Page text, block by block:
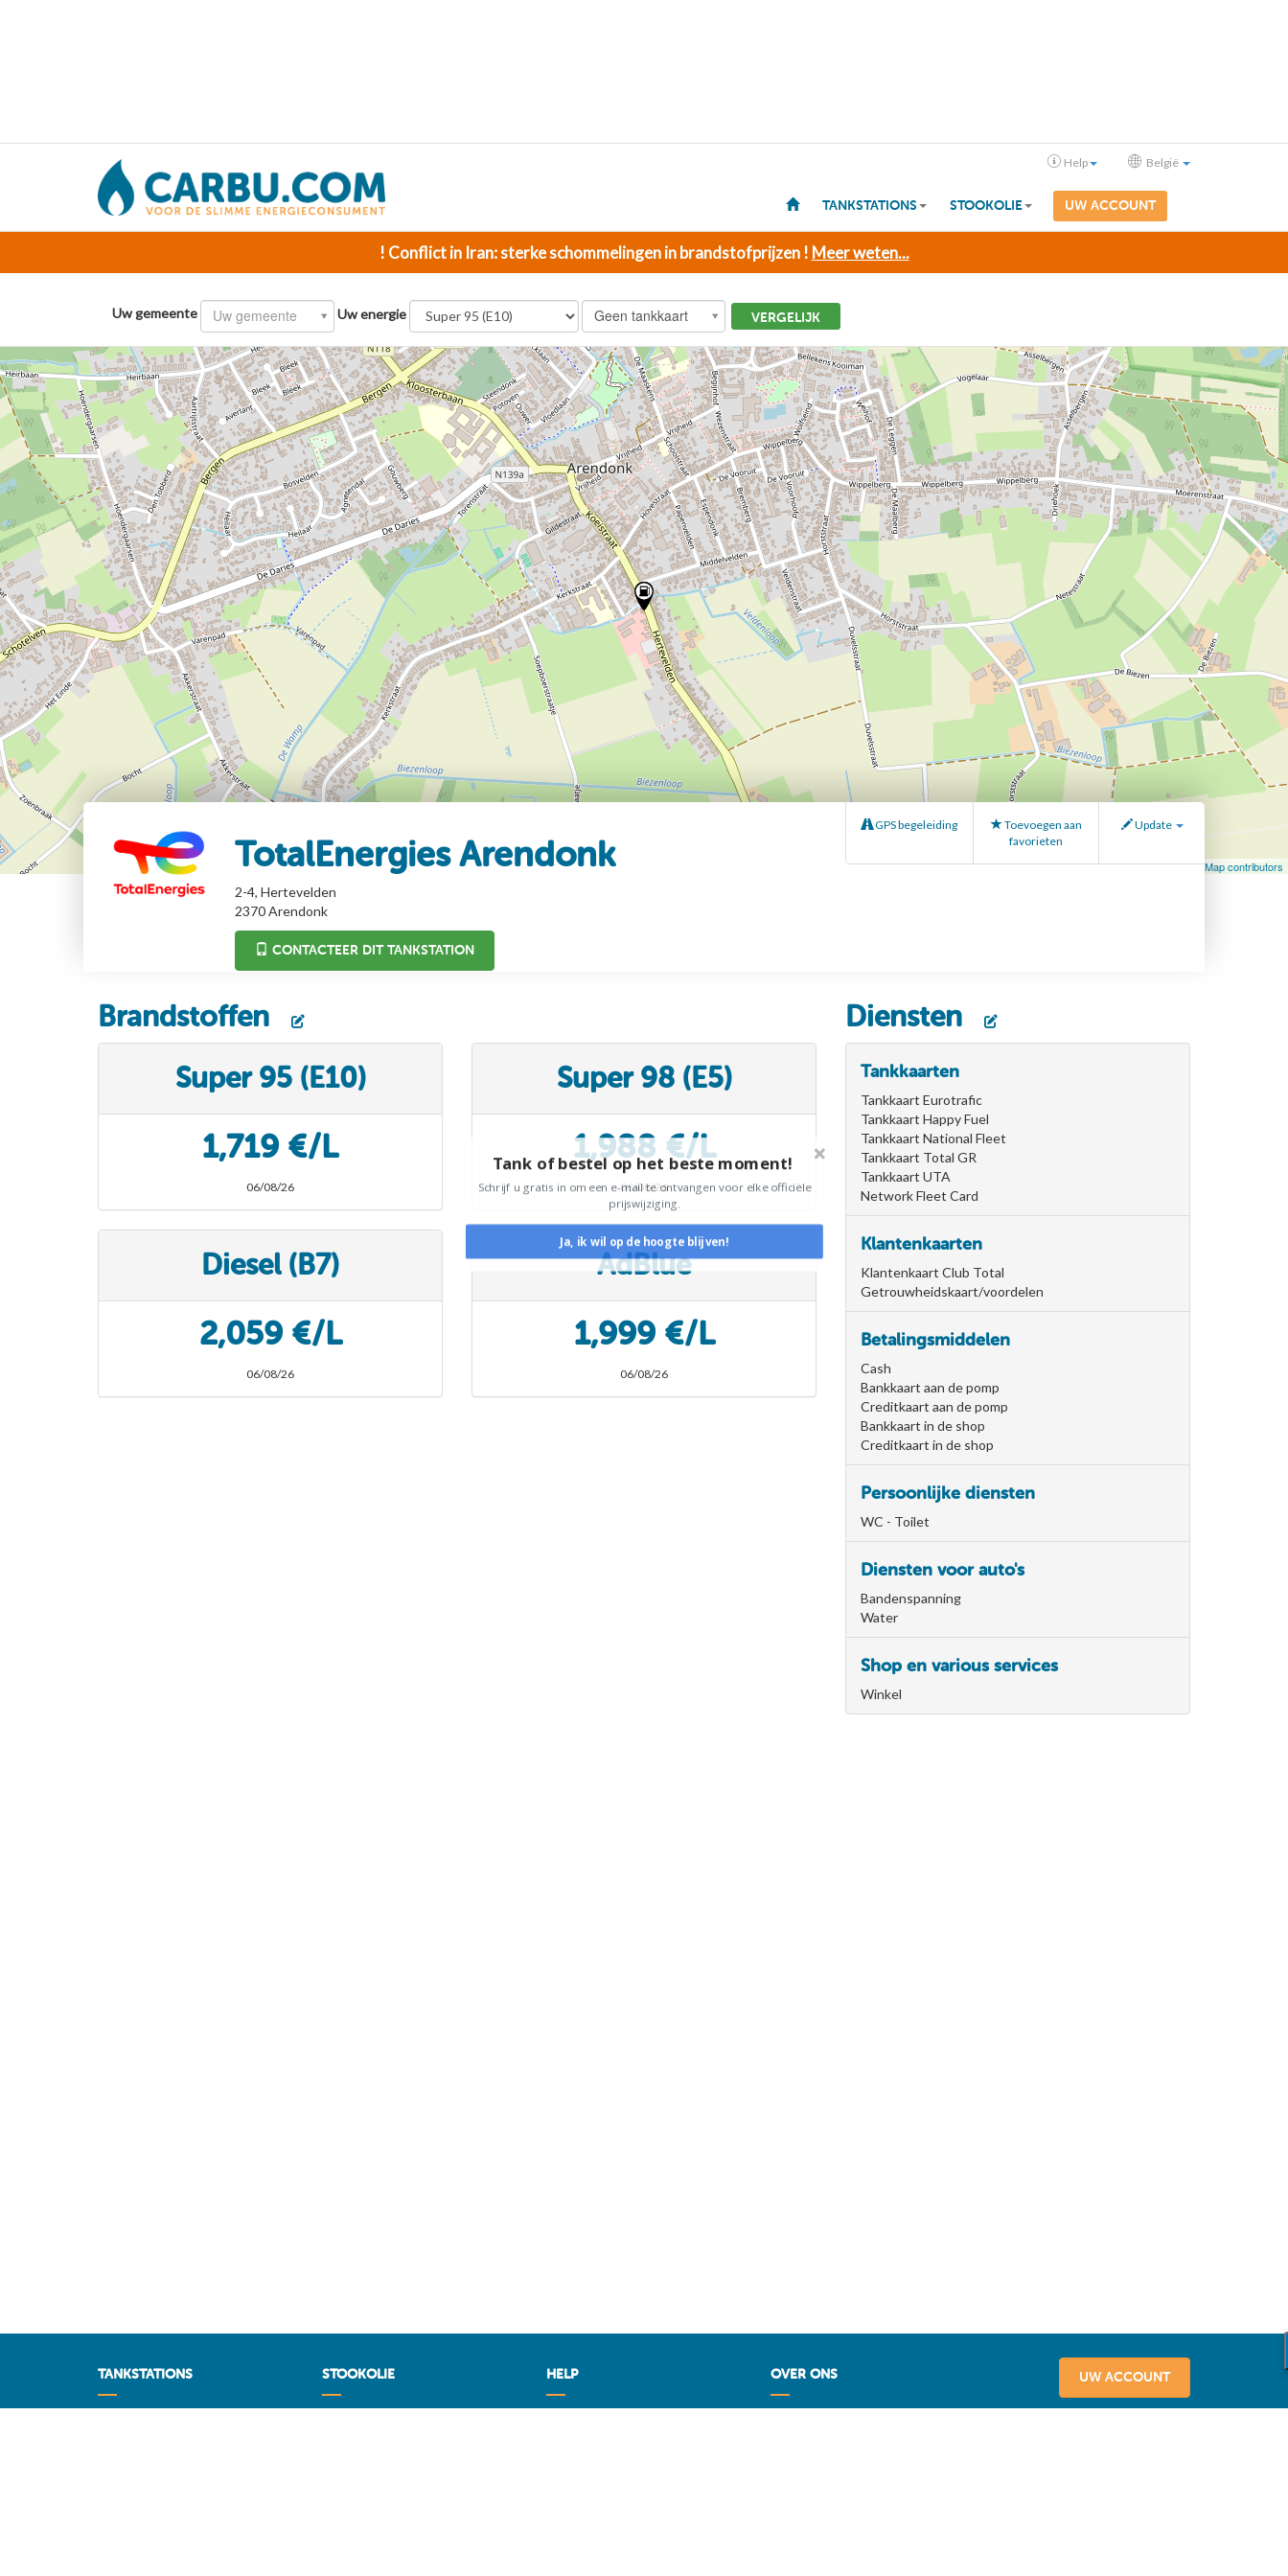
Help België
TANKSTATIONS STOOKOLIE UW ACCOUNT
! Conflict in Iran: sterke schommelingen in brandstofprijzen ! Meer weten...
Uw gemeente Uw gemeente Uw energie Geen tankkaart VERGELIJK
Leaflet| Map data ©OpenStreetMapcontributors, ©OpenStreetMap contributors
TotalEnergies Arendonk
2-4, Hertevelden
2370 Arendonk
CONTACTEER DIT TANKSTATION
GPS begeleiding
Toevoegen aan
favorieten
Update
Brandstoffen
Super 95 (E10)
1,719 €/L
06/08/26
Super 98 (E5)
1,988 €/L
06/08/26
Diesel (B7)
2,059 €/L
06/08/26
AdBlue
1,999 €/L
06/08/26
Diensten
Tankkaarten
Tankkaart Eurotrafic
Tankkaart Happy Fuel
Tankkaart National Fleet
Tankkaart Total GR
Tankkaart UTA
Network Fleet Card
Klantenkaarten
Klantenkaart Club Total
Getrouwheidskaart/voordelen
Betalingsmiddelen
Cash
Bankkaart aan de pomp
Creditkaart aan de pomp
Bankkaart in de shop
Creditkaart in de shop
Persoonlijke diensten
WC - Toilet
Diensten voor auto's
Bandenspanning
Water
Shop en various services
Winkel
TANKSTATIONS STOOKOLIE HELP OVER ONS UW ACCOUNT
Tank of bestel op het beste moment!
Schrijf u gratis in om een e-mail te ontvangen voor elke officiële
prijswijziging.
Ja, ik wil op de hoogte blijven!